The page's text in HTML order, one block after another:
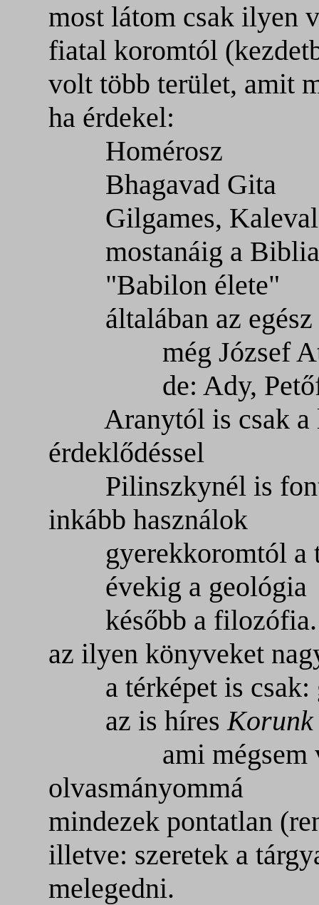
most látom csak ilyen
fiatal koromtól
volt több terület, amit
ha érdekel:
Homérosz
Bhagavad Gita
Gilgames,
mostanáig a
"Babilon élete"
általában az egész
még József
de: Ady,
Aranytól is csak a
érdeklődéssel
Pilinszkynél is
inkább használok
gyerekkoromtól a
évekig a geológia
később a filozófia.
az ilyen könyveket
a térképet is csak:
az is híresKorunk
ami mégsem
olvasmányommá
mindezek pontatlan
illetve: szeretek a
melegedni.